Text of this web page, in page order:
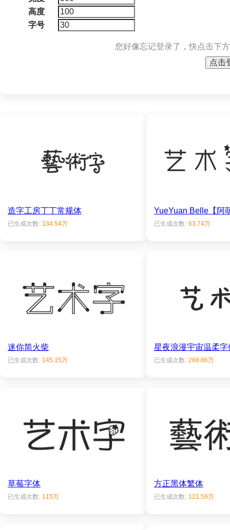
高度
字号
您好像忘记登录了，快点击下
点击
造字工房丁丁常规体
已生成次数: 134.54万
YueYuan Belle【阿
已生成次数: 63.74万
迷你简火柴
已生成次数: 145.15万
星夜浪漫宇宙温柔字
已生成次数: 268.86万
草莓字体
已生成次数: 115万
方正黑体繁体
已生成次数: 121.59万